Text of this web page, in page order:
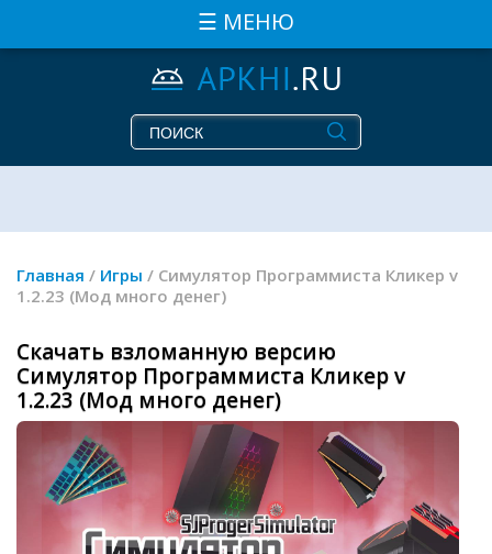
☰ МЕНЮ
Главная / Игры / Симулятор Программиста Кликер v
1.2.23 (Мод много денег)
Скачать взломанную версию
Симулятор Программиста Кликер v
1.2.23 (Мод много денег)